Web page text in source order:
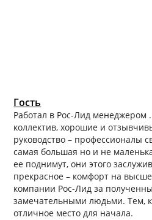
Гость
Работал в Рос-Лид менеджером
коллектив, хорошие и
руководство – профессионалы
самая большая но и не
ее поднимут, они этого
прекрасное – комфорт на
компании Рос-Лид за
замечательными людьми. Тем,
отличное место для начала.